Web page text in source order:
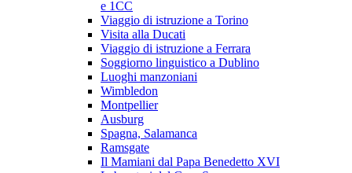
e 1CC
Viaggio di istruzione a Torino
Visita alla Ducati
Viaggio di istruzione a Ferrara
Soggiorno linguistico a Dublino
Luoghi manzoniani
Wimbledon
Montpellier
Ausburg
Spagna, Salamanca
Ramsgate
Il Mamiani dal Papa Benedetto XVI